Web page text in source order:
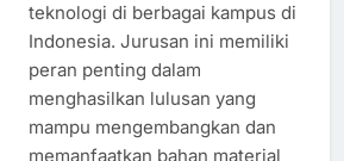
teknologi di berbagai kampus di
Indonesia. Jurusan ini memiliki
peran penting dalam
menghasilkan lulusan yang
mampu mengembangkan dan
memanfaatkan bahan material